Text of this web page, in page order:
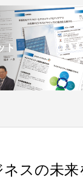
ト
ネスの未